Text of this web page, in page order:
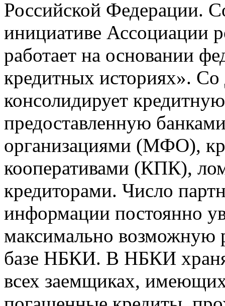
Российской Федерации.
инициативе Ассоциации
работает на основании
кредитных историях».
консолидирует
предоставленную
организациями (МФО),
кооперативами (КПК),
кредиторами. Число
информации постоянно
максимально возможную
базе НБКИ. В НБКИ
всех заемщиках,